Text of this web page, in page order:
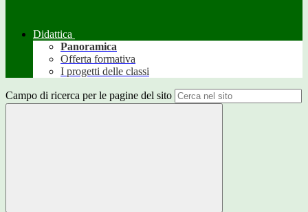
Didattica
Panoramica
Offerta formativa
I progetti delle classi
Campo di ricerca per le pagine del sito